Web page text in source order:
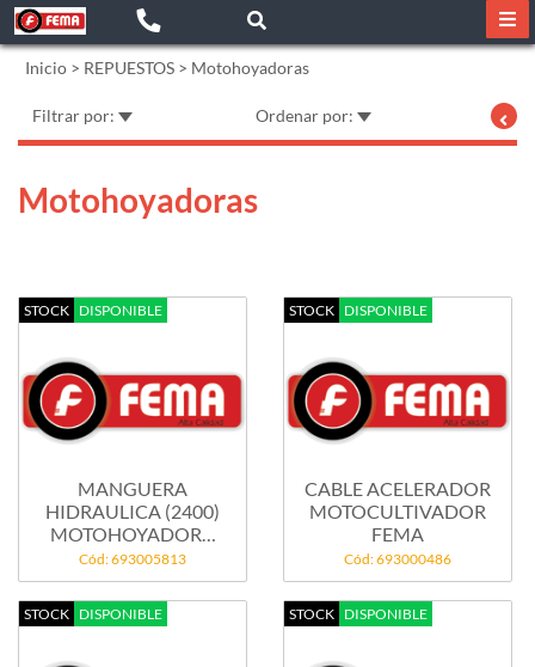
Inicio > REPUESTOS > Motohoyadoras
Filtrar por: Ordenar por:
Motohoyadoras
STOCK DISPONIBLE
MANGUERA
HIDRAULICA (2400)
MOTOHOYADORA
FEMA...
Cód: 693005813
STOCK DISPONIBLE
CABLE ACELERADOR
MOTOCULTIVADOR
FEMA
Cód: 693000486
STOCK DISPONIBLE STOCK DISPONIBLE